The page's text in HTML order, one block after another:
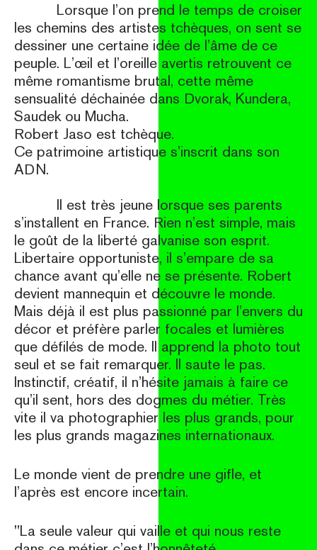
Lorsque l’on prend le temps de croiser
les chemins des artistes tchèques, on sent se
dessiner une certaine idée de l’âme de ce
peuple. L’œil et l’oreille avertis retrouvent ce
même romantisme brutal, cette même
sensualité déchainée dans Dvorak, Kundera,
Saudek ou Mucha.
Robert Jaso est tchèque.
Ce patrimoine artistique s’inscrit dans son
ADN.
Il est très jeune lorsque ses parents
s’installent en France. Rien n’est simple, mais
le goût de la liberté galvanise son esprit.
Libertaire opportuniste, il s’empare de sa
chance avant qu’elle ne se présente. Robert
devient mannequin et découvre le monde.
Mais déjà il est plus passionné par l’envers du
décor et préfère parler focales et lumières
que défilés de mode. Il apprend la photo tout
seul et se fait remarquer. Il saute le pas.
Instinctif, créatif, il n’hésite jamais à faire ce
qu’il sent, hors des dogmes du métier. Très
vite il va photographier les plus grands, pour
les plus grands magazines internationaux.
Le monde vient de prendre une gifle, et
l’après est encore incertain.
"La seule valeur qui vaille et qui nous reste